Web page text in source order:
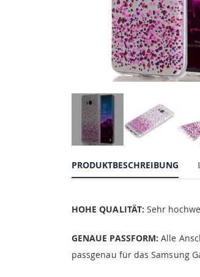
PRODUKTBESCHREIBUNG
HOHE QUALITÄT: Sehr
GENAUE PASSFORM: Alle
passgenau für das Samsung